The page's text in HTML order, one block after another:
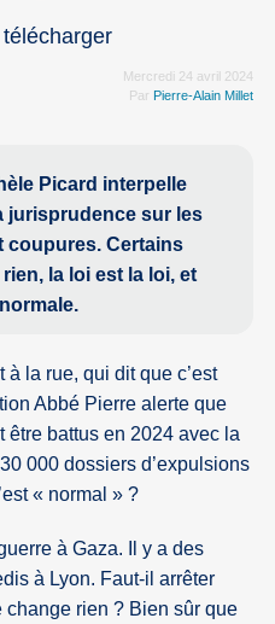
Mercredi 24 avril 2024
Par Pierre-Alain Millet
Picard interpelle
jurisprudence sur les
coupures. Certains
la loi est la loi, et
la rue, qui dit que c’est
Abbé Pierre alerte que
être battus en 2024 avec la
000 dossiers d’expulsions
« normal » ?
à Gaza. Il y a des
à Lyon. Faut-il arrêter
rien ? Bien sûr que